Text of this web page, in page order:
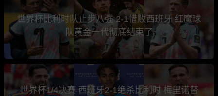
世界杯比利时队止步八强 2-1惜败西班牙 红魔球
队黄金一代彻底结束了
世界杯1/4决赛 西班牙2-1绝杀比利时 梅里诺替